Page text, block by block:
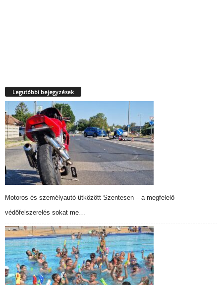
Legutóbbi bejegyzések
Motoros és személyautó ütközött Szentesen – a megfelelő
védőfelszerelés sokat me…